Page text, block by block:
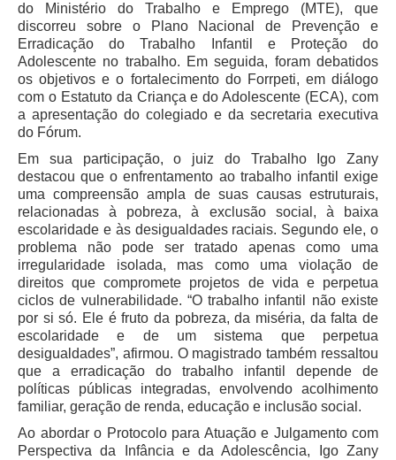
Gestão de Riscos
Laboratório de Inovação
Assessoria de Governança de Gestão de Pessoas
Sites Institucionais
Centro de Memória
Educação a distância
Responsabilidade Socioambiental
Comissão Permanente de Acessibilidade e Inclusão
Escola Judicial
Programa Trabalho Seguro
Coordenadoria de Saúde
Serviços
Ação Trabalhista (Atermação)
do Ministério do Trabalho e Emprego (MTE), que
discorreu sobre o Plano Nacional de Prevenção e
Erradicação do Trabalho Infantil e Proteção do
Adolescente no trabalho. Em seguida, foram debatidos
os objetivos e o fortalecimento do Forrpeti, em diálogo
com o Estatuto da Criança e do Adolescente (ECA), com
a apresentação do colegiado e da secretaria executiva
do Fórum.
Em sua participação, o juiz do Trabalho Igo Zany
destacou que o enfrentamento ao trabalho infantil exige
uma compreensão ampla de suas causas estruturais,
relacionadas à pobreza, à exclusão social, à baixa
escolaridade e às desigualdades raciais. Segundo ele, o
problema não pode ser tratado apenas como uma
irregularidade isolada, mas como uma violação de
direitos que compromete projetos de vida e perpetua
ciclos de vulnerabilidade. “O trabalho infantil não existe
por si só. Ele é fruto da pobreza, da miséria, da falta de
escolaridade e de um sistema que perpetua
desigualdades”, afirmou. O magistrado também ressaltou
que a erradicação do trabalho infantil depende de
políticas públicas integradas, envolvendo acolhimento
familiar, geração de renda, educação e inclusão social.
Ao abordar o Protocolo para Atuação e Julgamento com
Perspectiva da Infância e da Adolescência, Igo Zany